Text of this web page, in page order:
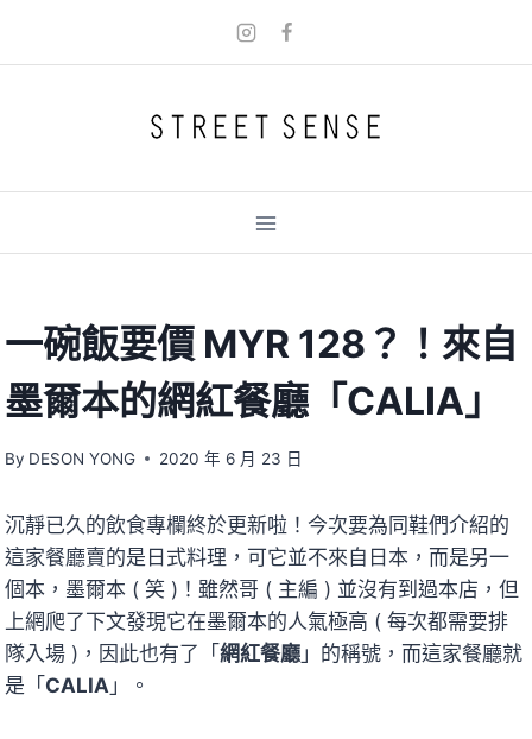
一碗飯要價 MYR 128？！來自
墨爾本的網紅餐廳「CALIA」
By DESON YONG 2020 年 6 月 23 日
沉靜已久的飲食專欄終於更新啦！今次要為同鞋們介紹的
這家餐廳賣的是日式料理，可它並不來自日本，而是另一
個本，墨爾本 ( 笑 )！雖然哥 ( 主編 ) 並沒有到過本店，但
上網爬了下文發現它在墨爾本的人氣極高 ( 每次都需要排
隊入場 )，因此也有了「網紅餐廳 」的稱號，而這家餐廳就
是「CALIA 」。